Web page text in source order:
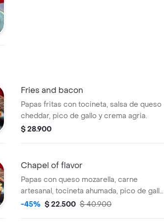
Fries and bacon
Papas fritas con tocineta, salsa de queso
cheddar, pico de gallo y crema agria.
$ 28.900
Chapel of flavor
Papas con queso mozarella, carne
artesanal, tocineta ahumada, pico de gallo
fresco, pepinillos agridulces, huevo frito,
-45% $ 22.500 $ 40.900